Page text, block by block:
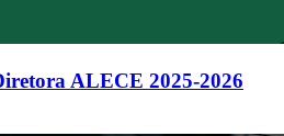
ALECE 2025-2026